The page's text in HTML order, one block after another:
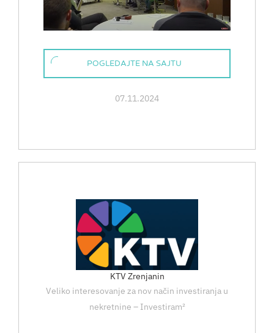
POGLEDAJTE NA SAJTU
07.11.2024
KTV Zrenjanin
Veliko interesovanje za nov način investiranja u
nekretnine – Investiram²